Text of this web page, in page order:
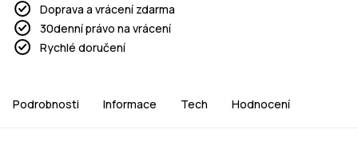
Doprava a vrácení zdarma
30denní právo na vrácení
Rychlé doručení
Podrobnosti Informace Tech Hodnocení